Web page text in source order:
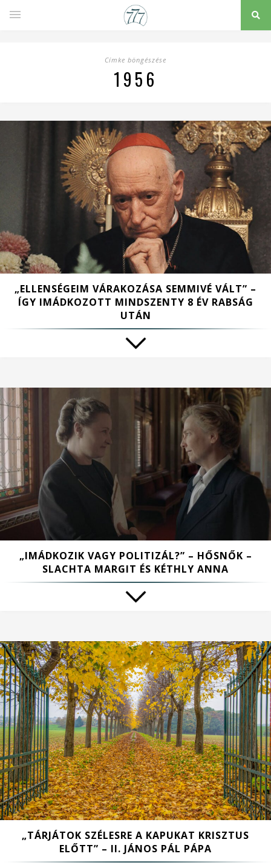
Címke böngészése
1956
„ELLENSÉGEIM VÁRAKOZÁSA SEMMIVÉ VÁLT” –
ÍGY IMÁDKOZOTT MINDSZENTY 8 ÉV RABSÁG
UTÁN
„IMÁDKOZIK VAGY POLITIZÁL?” – HŐSNŐK –
SLACHTA MARGIT ÉS KÉTHLY ANNA
„TÁRJÁTOK SZÉLESRE A KAPUKAT KRISZTUS
ELŐTT” – II. JÁNOS PÁL PÁPA